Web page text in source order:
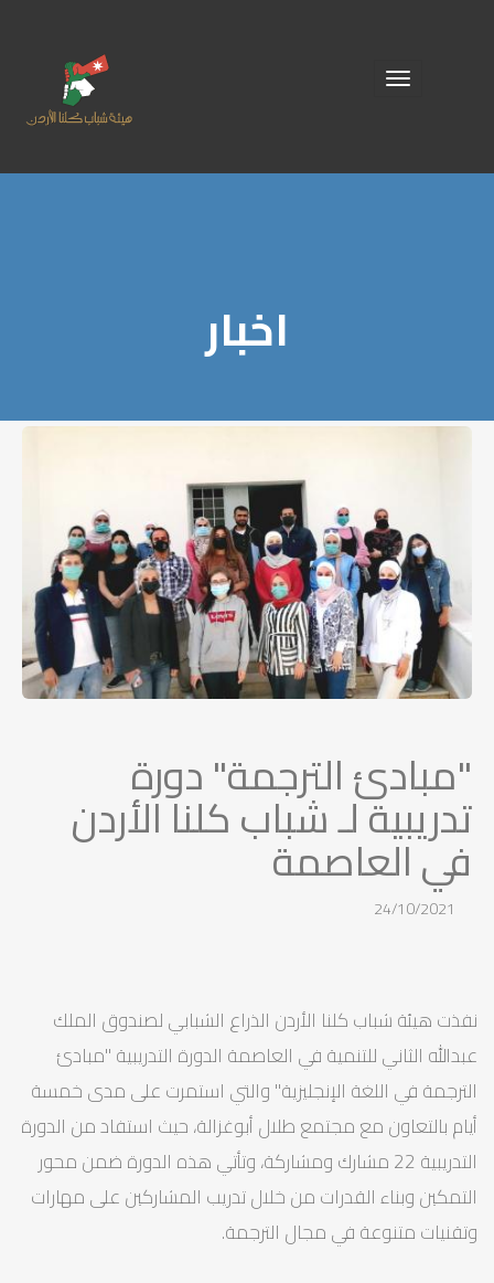
Toggle
اخبار
"مبادئ الترجمة" دورة
تدريبية لـ شباب كلنا الأردن
في العاصمة
24/10/2021
نفذت هيئة شباب كلنا الأردن الذراع الشبابي لصندوق الملك
عبدالله الثاني للتنمية في العاصمة الدورة التدريبية "مبادئ
الترجمة في اللغة الإنجليزية" والتي استمرت على مدى خمسة
أيام بالتعاون مع مجتمع طلال أبوغزالة، حيث استفاد من الدورة
التدريبية 22 مشارك ومشاركة، وتأتي هذه الدورة ضمن محور
التمكين وبناء القدرات من خلال تدريب المشاركين على مهارات
وتقنيات متنوعة في مجال الترجمة.